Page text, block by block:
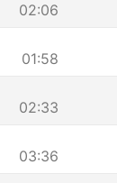
02:06
01:58
02:33
03:36